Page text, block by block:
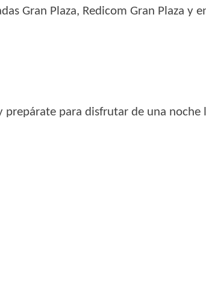
Gran Plaza, Redicom Gran Plaza y
para disfrutar de una noche